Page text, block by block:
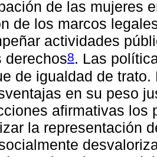
de las mujeres
de los marcos
actividades
derechos8. Las
de igualdad de
en su peso
afirmativas los
la representación